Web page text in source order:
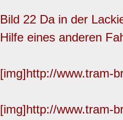
Bild 22 Da in der
Hilfe eines anderen
[img]http://www.tram-
[img]http://www.tram-